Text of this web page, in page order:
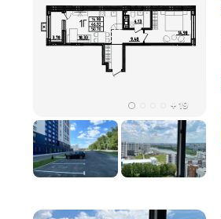
+ 19